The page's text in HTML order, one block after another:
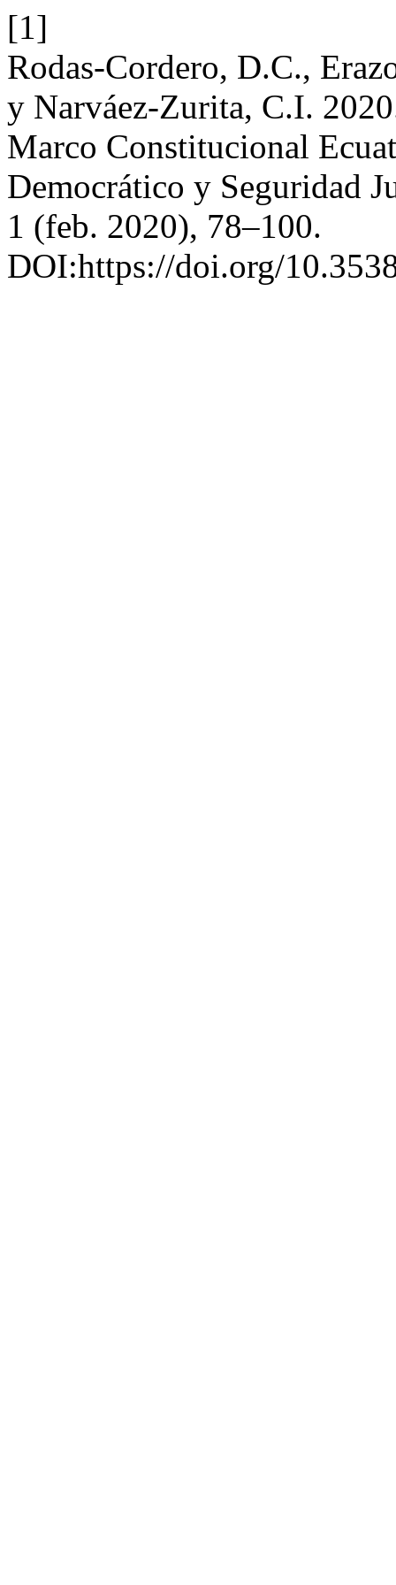
[1]
Rodas-Cordero, D.C.,
y Narváez-Zurita, C.I.
Marco Constitucional
Democrático y Seguridad
1 (feb. 2020), 78–100.
DOI:https://doi.org/